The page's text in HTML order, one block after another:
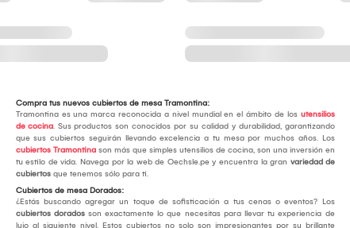
Compra tus nuevos cubiertos de mesa Tramontina:
Tramontina es una marca reconocida a nivel mundial en el ámbito de los utensilios
de cocina. Sus productos son conocidos por su calidad y durabilidad, garantizando
que sus cubiertos seguirán llevando excelencia a tu mesa por muchos años. Los
cubiertos Tramontinason más que simples utensilios de cocina, son una inversión en
tu estilo de vida. Navega por la web de Oechsle.pe y encuentra la gran variedad de
cubiertos que tenemos sólo para ti.
Cubiertos de mesa Dorados:
¿Estás buscando agregar un toque de sofisticación a tus cenas o eventos? Los
cubiertos dorados son exactamente lo que necesitas para llevar tu experiencia de
lujo al siguiente nivel. Estos cubiertos no solo son impresionantes por su brillante